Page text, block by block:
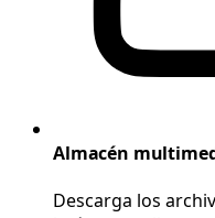
Almacén
Descarga los